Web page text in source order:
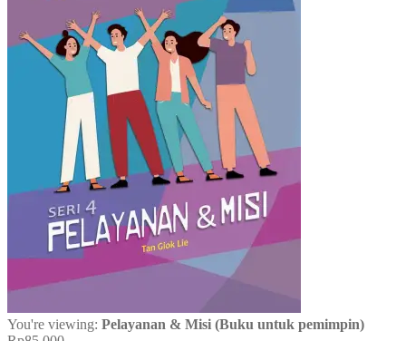
You're viewing: Pelayanan & Misi (Buku untuk pemimpin)